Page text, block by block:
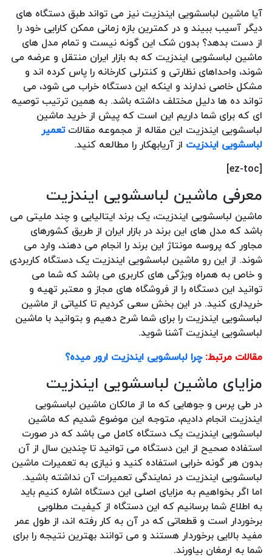
آیا ماشین لباسشویی ایندزیت نیز می تواند طبق دستگاه های
دیگر آسیب ببیند و در کمترین بازه زمانی ممکن کارایی خود را
از دست بدهد؟ بدون شک این گونه نیست و تمام مدل های
ماشین لباسشویی ایندزیت که به بازار ایران منتقل و عرضه می
شوند، واحداهای نظارتی و کنترلی کارخانه را پاس کرده اند و
مشکل خاصی ندارند و اینکه این دستگاه خراب می شود، می
تواند ده ها دلیل مختلف داشته باشد. به همین ترتیب توصیه
ای که برای شما داریم این است که پیش از خرید ماشین
لباسشویی ایندزیت این مقاله از مجموعه مقالاتتعمیر
لباسشویی ایندزیت از آریابهکار را مطالعه کنید.
[ez-toc]
معرفی ماشین لباسشویی ایندزیت
ماشین لباسشویی ایندزیت، یک برند ایتالیایی و چند ملیتی می
باشد که مدل های این برند در بازار ایران از طریق کشورهای
مجاور که پروسه مونتاژ این برند را انجام می دهند، وارد می
شوند. از این رو ماشین لباسشویی ایندزیت یک دستگاه کاربردی
و خاص به همراه ویژگی های کاربری می باشد که شما می
توانید این دستگاه را از فروشگاه های مجاز و معتبر تهیه و
خریداری کنید. در این بخش سعی کردیم تا کلیاتی از ماشین
لباسشویی ایندزیت را برای شما شرح دهیم و بتوانید با ماشین
لباسشویی ایندزیت آشنا شوید.
مقالات مرتبط: چرا لباسشویی ایندزیت ارور میده؟
مزایای ماشین لباسشویی ایندزیت
در طی پرس و جوهایی که ما از مالکان ماشین لباسشویی
ایندزیت انجام دادیم، متوجه این موضوع شدیم که ماشین
لباسشویی ایندزیت یک دستگاه کامل می باشد که در صورت
استفاده صحیح از این دستگاه می توانید تا چندین سال از آن
بدون هر گونه خرابی استفاده کنید و نیازی به تعمیرات ماشین
لباسشویی ایندزیت در نمایندگی تعمیرات آن نداشته باشید.
اما اگر بخواهیم به مزایای اصلی این دستگاه اشاره کنیم باید
به اطلاع شما برسانیم که این دستگاه از کیفیت مطلوبی
برخوردار است و قطعاتی که در آن به کار رفته اند، از طول عمر
مفید بالایی برخوردار هستند و می توانند بهترین نتیجه را برای
شما به ارمغان بیاورند.